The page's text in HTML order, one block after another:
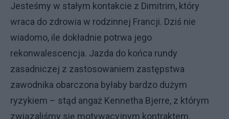
Jesteśmy w stałym kontakcie z Dimitrim, który
wraca do zdrowia w rodzinnej Francji. Dziś nie
wiadomo, ile dokładnie potrwa jego
rekonwalescencja. Jazda do końca rundy
zasadniczej z zastosowaniem zastępstwa
zawodnika obarczona byłaby bardzo dużym
ryzykiem – stąd angaż Kennetha Bjerre, z którym
związaliśmy się motywacyjnym kontraktem.